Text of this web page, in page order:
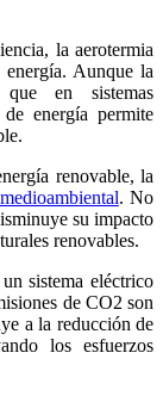
la aerotermia
energía. Aunque la
en sistemas
energía permite
renovable, la
. No
su impacto
renovables.
sistema eléctrico
de CO2 son
a la reducción de
los esfuerzos